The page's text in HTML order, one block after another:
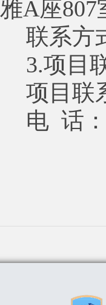
雅A座807
联系方
3.项目
项目联
电 话